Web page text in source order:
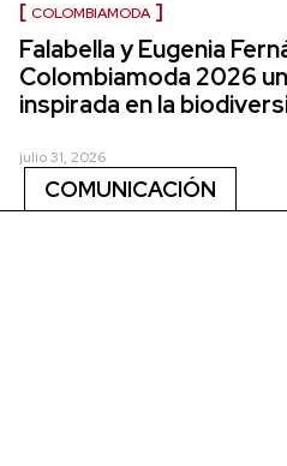
COLOMBIAMODA
Falabella y Eugenia
Colombiamoda 2026
inspirada en la
julio 31, 2026
COMUNICACIÓN